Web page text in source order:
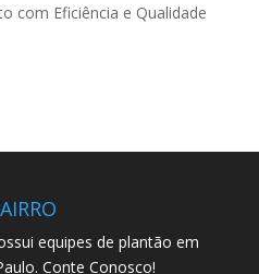
com Eficiência e Qualidade
equipes de plantão em
Conte Conosco!